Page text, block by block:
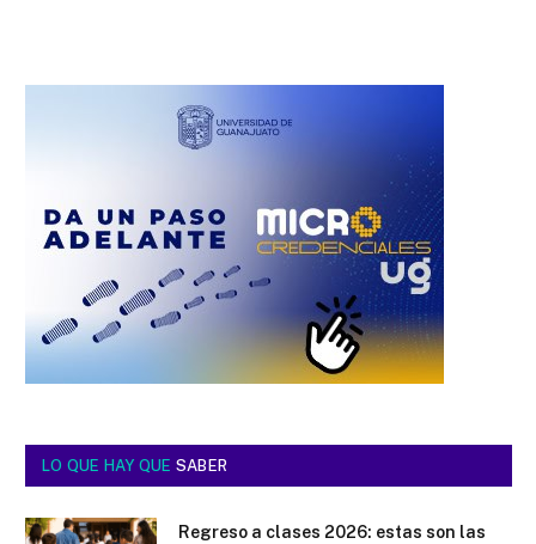
LO QUE HAY QUE SABER
Regreso a clases 2026: estas son las